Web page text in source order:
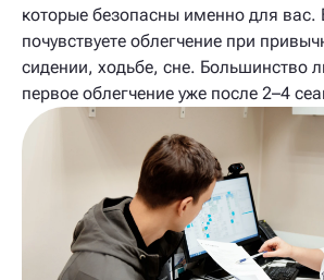
которые безопасны именно для вас.
почувствуете облегчение при
сидении, ходьбе, сне. Большинство
первое облегчение уже после 2–4